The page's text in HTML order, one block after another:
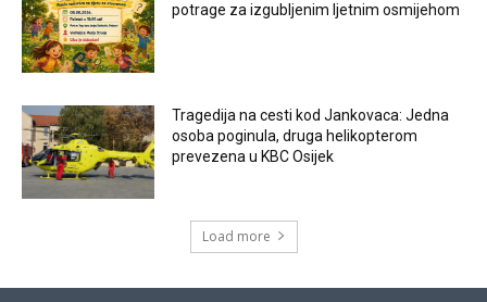
potrage za izgubljenim ljetnim osmijehom
Tragedija na cesti kod Jankovaca: Jedna
osoba poginula, druga helikopterom
prevezena u KBC Osijek
Load more